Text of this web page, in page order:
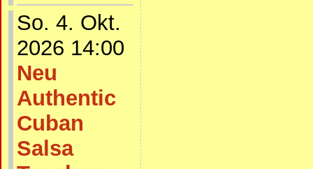
So. 4. Okt.
2026 14:00
Neu
Authentic
Cuban
Salsa